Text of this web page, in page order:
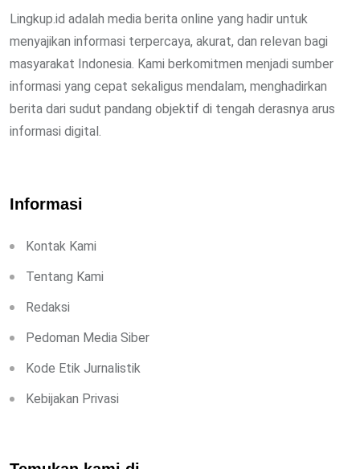
Lingkup.id adalah media berita online yang hadir untuk
menyajikan informasi terpercaya, akurat, dan relevan bagi
masyarakat Indonesia. Kami berkomitmen menjadi sumber
informasi yang cepat sekaligus mendalam, menghadirkan
berita dari sudut pandang objektif di tengah derasnya arus
informasi digital.
Informasi
Kontak Kami
Tentang Kami
Redaksi
Pedoman Media Siber
Kode Etik Jurnalistik
Kebijakan Privasi